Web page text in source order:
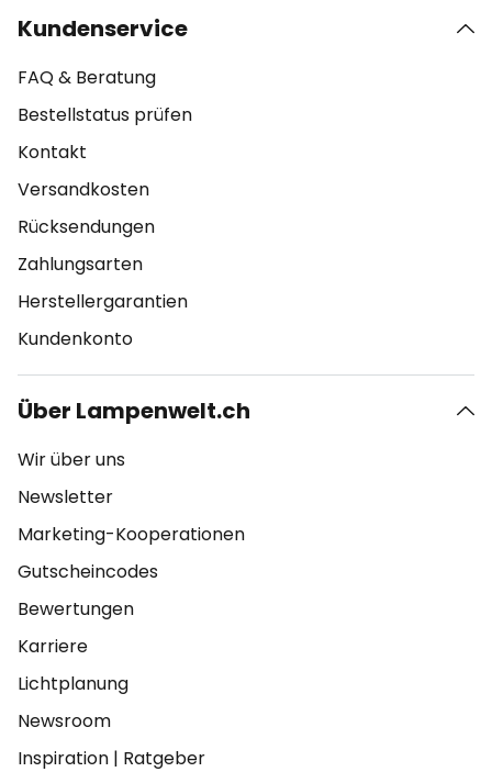
Kundenservice
FAQ & Beratung
Bestellstatus prüfen
Kontakt
Versandkosten
Rücksendungen
Zahlungsarten
Herstellergarantien
Kundenkonto
Über Lampenwelt.ch
Wir über uns
Newsletter
Marketing-Kooperationen
Gutscheincodes
Bewertungen
Karriere
Lichtplanung
Newsroom
Inspiration | Ratgeber